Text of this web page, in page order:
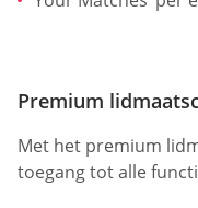
Premium
Met het premium
toegang tot alle